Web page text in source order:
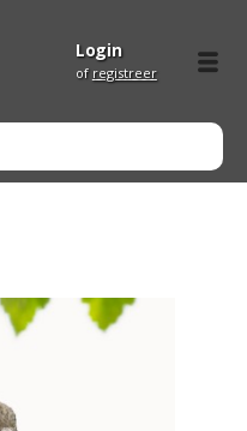
Login
of registreer